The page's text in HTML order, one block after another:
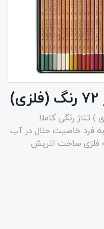
رنگ ( فلزی ) تناژ رنگی کاملا
به فرد خاصیت حلال در آب
فلزی ساخت اتریش